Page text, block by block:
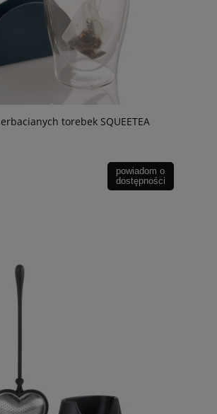
torebek SQUEETEA
powiadom o
dostępności